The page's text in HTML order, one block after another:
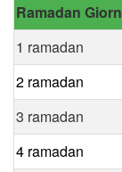
Ramadan
1 ramadan
2 ramadan
3 ramadan
4 ramadan